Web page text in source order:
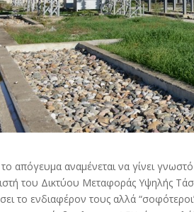
απόγευμα αναμένεται να γίνει
του Δικτύου Μεταφοράς Υψηλής
το ενδιαφέρον τους αλλά